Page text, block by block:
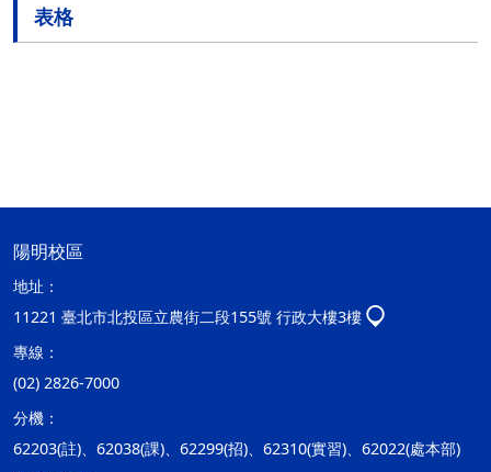
表格
陽明校區
地址：
11221 臺北市北投區立農街二段155號 行政大樓3樓
專線：
(02) 2826-7000
分機：
62203(註)、62038(課)、62299(招)、62310(實習)、62022(處本部)